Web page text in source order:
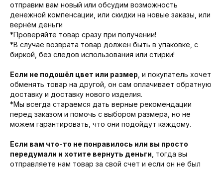
отправим вам новый или обсудим возможность
денежной компенсации, или скидки на новые заказы, или
вернём деньги
*Проверяйте товар сразу при получении!
*В случае возврата товар должен быть в упаковке, с
биркой, без следов использования или стирки!
Если не подошёл цвет или размер , и покупатель хочет
обменять товар на другой, он сам оплачивает обратную
доставку и доставку нового изделия.
*Мы всегда стараемся дать верные рекомендации
перед заказом и помочь с выбором размера, но не
можем гарантировать, что они подойдут каждому.
Если вам что-то не понравилось или вы просто
передумали и хотите вернуть деньги , тогда вы
отправляете нам товар за свой счет и если он не был